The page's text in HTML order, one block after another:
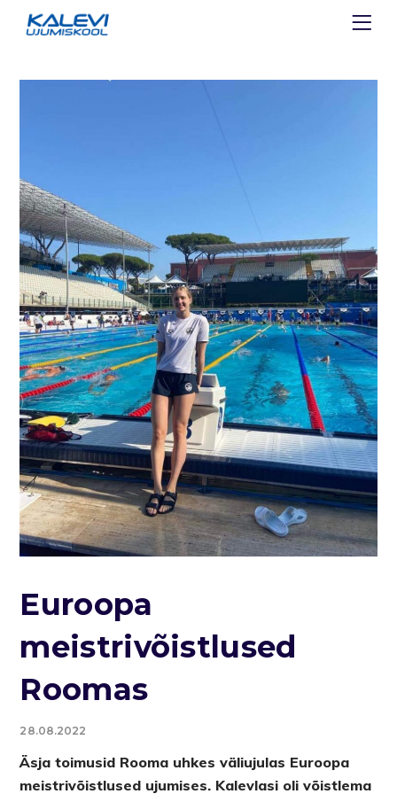
Euroopa
meistrivõistlused
Roomas
28.08.2022
Äsja toimusid Rooma uhkes väliujulas Euroopa
meistrivõistlused ujumises. Kalevlasi oli võistlema